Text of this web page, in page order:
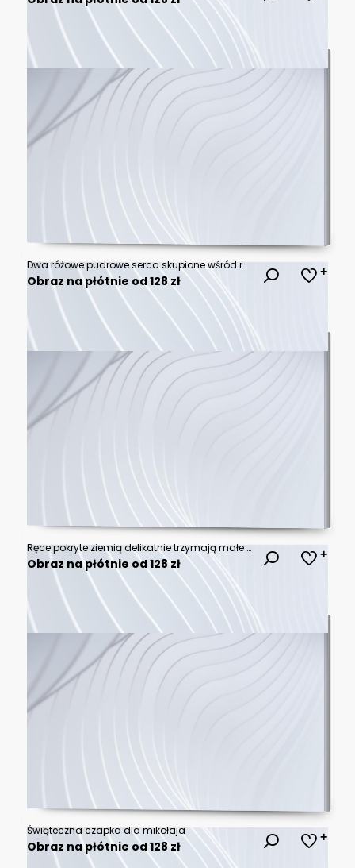
Dwa różowe pudrowe serca skupione wśród różowych kwiatów, symboliczne w temacie walentynkowym i miłości oraz romansu.
Obraz na płótnie od 128 zł
Ręce pokryte ziemią delikatnie trzymają małe drzewko bonsai z korzeniami pokrytymi mchem. Symboliczne ujęcie opieki nad naturą i wzrostu.
Obraz na płótnie od 128 zł
Świąteczna czapka dla mikołaja
Obraz na płótnie od 128 zł